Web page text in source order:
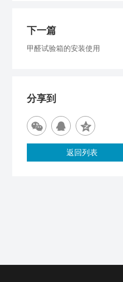
下一篇
甲醛试验箱的安装使用
分享到
返回列表